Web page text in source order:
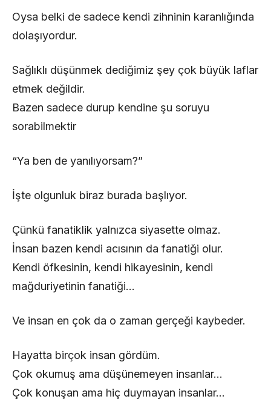
Oysa belki de sadece kendi zihninin karanlığında
dolaşıyordur.
Sağlıklı düşünmek dediğimiz şey çok büyük laflar
etmek değildir.
Bazen sadece durup kendine şu soruyu
sorabilmektir
“Ya ben de yanılıyorsam?”
İşte olgunluk biraz burada başlıyor.
Çünkü fanatiklik yalnızca siyasette olmaz.
İnsan bazen kendi acısının da fanatiği olur.
Kendi öfkesinin, kendi hikayesinin, kendi
mağduriyetinin fanatiği…
Ve insan en çok da o zaman gerçeği kaybeder.
Hayatta birçok insan gördüm.
Çok okumuş ama düşünemeyen insanlar…
Çok konuşan ama hiç duymayan insanlar…